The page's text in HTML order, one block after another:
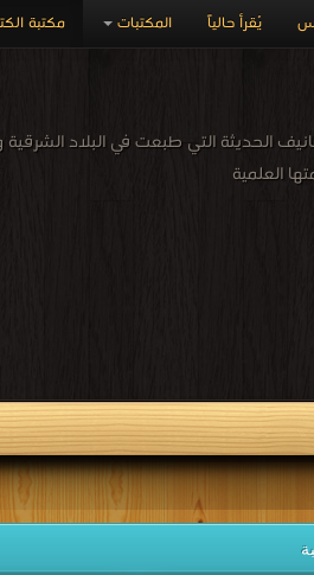
مكتبة المكتبات يُقرأ حالياً
الحديثة التي طبعت في البلاد الشرقية
العلمية